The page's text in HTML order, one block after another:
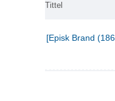
Tittel
[Episk Brand